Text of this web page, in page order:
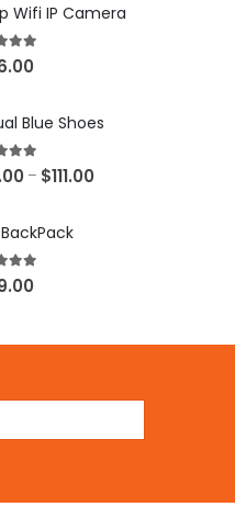
Wifi IP Camera
out of 5
Blue Shoes
out of 5
– $111.00
out of 5